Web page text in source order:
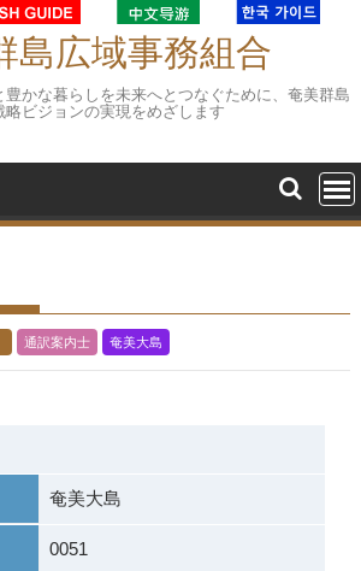
島広域事務組合
かな暮らしを未来へとつなぐために、奄美群島
略ビジョンの実現をめざします
通訳案内士 奄美大島
奄美大島
0051